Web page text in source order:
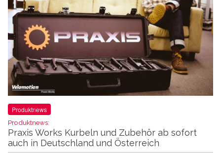
Produktnews
Produktnews:
Praxis Works Kurbeln und Zubehör ab sofort
auch in Deutschland und Österreich